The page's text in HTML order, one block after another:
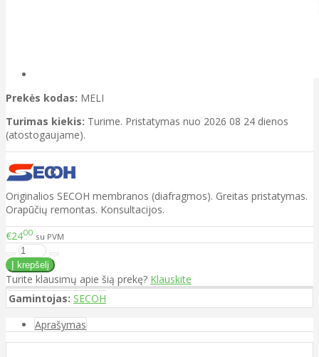
Prekės kodas: MELI
Turimas kiekis: Turime. Pristatymas nuo 2026 08 24 dienos
(atostogaujame).
Originalios SECOH membranos (diafragmos). Greitas pristatymas.
Orapūčių remontas. Konsultacijos.
€2400 su PVM
Turite klausimų apie šią prekę? Klauskite
Gamintojas: SECOH
Aprašymas